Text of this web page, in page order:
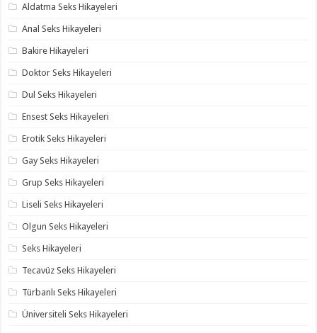
Aldatma Seks Hikayeleri
Anal Seks Hikayeleri
Bakire Hikayeleri
Doktor Seks Hikayeleri
Dul Seks Hikayeleri
Ensest Seks Hikayeleri
Erotik Seks Hikayeleri
Gay Seks Hikayeleri
Grup Seks Hikayeleri
Liseli Seks Hikayeleri
Olgun Seks Hikayeleri
Seks Hikayeleri
Tecavüz Seks Hikayeleri
Türbanlı Seks Hikayeleri
Üniversiteli Seks Hikayeleri